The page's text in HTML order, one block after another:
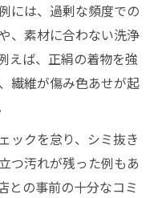
には、過剰な頻度での
、素材に合わない洗浄
えば、正絹の着物を強
繊維が傷み色あせが起
ックを怠り、シミ抜き
つ汚れが残った例もあ
との事前の十分なコミ